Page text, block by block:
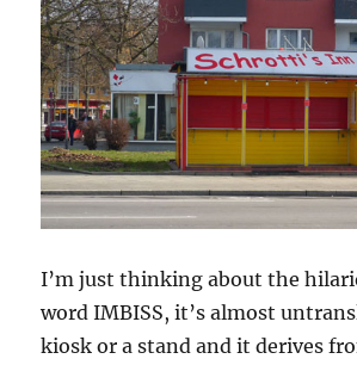
I’m just thinking about the
word IMBISS, it’s almost
kiosk or a stand and it derives